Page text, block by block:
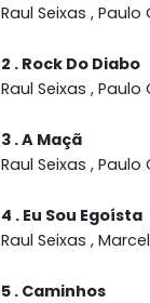
Raul Seixas ,
2 . Rock Do Diabo
Raul Seixas , Paulo
3 . A Maçã
Raul Seixas ,
4 . Eu Sou Egoísta
Raul Seixas ,
5 . Caminhos